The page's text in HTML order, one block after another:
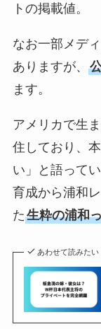
トの掲載値。
なお一部メデ
ありますが、
ます。
アメリカで生
住しており、
い」と語って
育成から浦和
た生粋の浦和
あわせて読みたい